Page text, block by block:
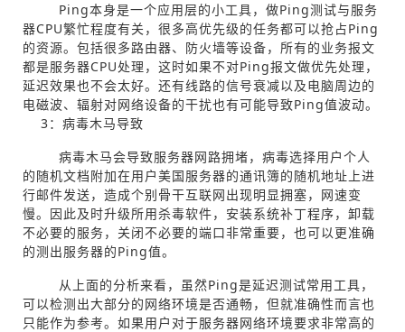
Ping本身是一个应用层的小工具，做Ping测试与服务
器CPU繁忙程度有关，很多高优先级的任务都可以抢占Ping
的资源。包括很多路由器、防火墙等设备，所有的业务报文
都是服务器CPU处理，这时如果不对Ping报文做优先处理，
延迟效果也不会太好。还有线路的信号衰减以及电脑周边的
电磁波、辐射对网络设备的干扰也有可能导致Ping值波动。
3：病毒木马导致
病毒木马会导致服务器网路拥堵，病毒选择用户个人
的随机文档附加在用户美国服务器的通讯簿的随机地址上进
行邮件发送，造成个别骨干互联网出现明显拥塞，网速变
慢。因此及时升级所用杀毒软件，安装系统补丁程序，卸载
不必要的服务，关闭不必要的端口非常重要，也可以更准确
的测出服务器的Ping值。
从上面的分析来看，虽然Ping是延迟测试常用工具，
可以检测出大部分的网络环境是否通畅，但就准确性而言也
只能作为参考。如果用户对于服务器网络环境要求非常高的